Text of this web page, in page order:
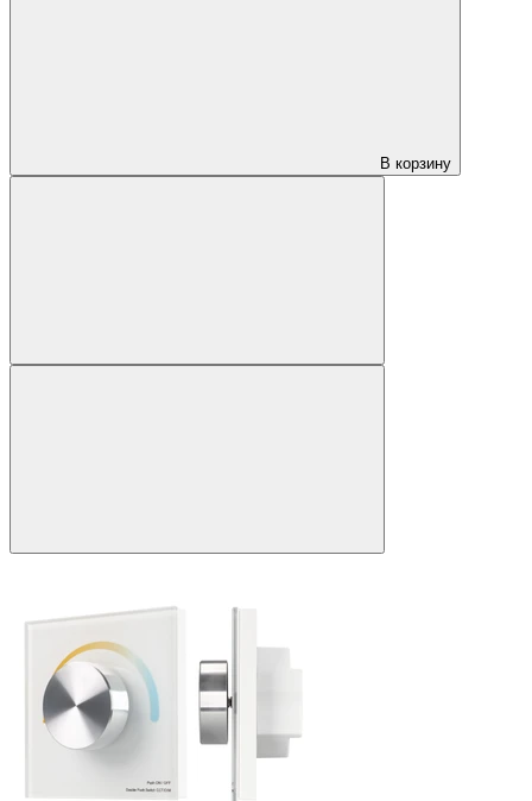
В корзину